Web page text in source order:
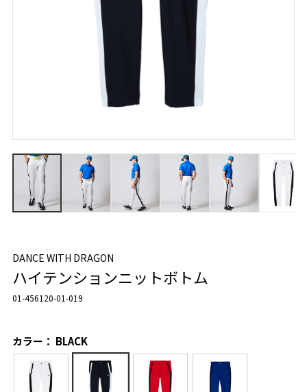
DANCE WITH DRAGON
ハイテンションニットボトム
01-456120-01-019
カラー： BLACK